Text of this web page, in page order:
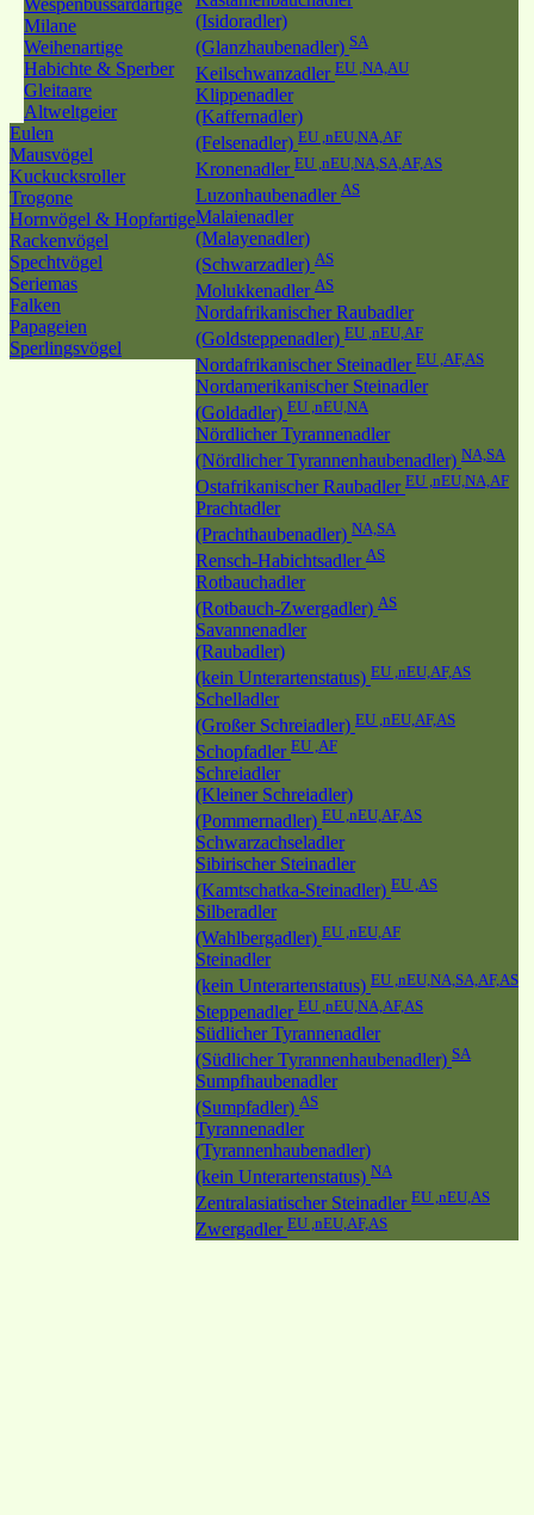
Wespenbussardartige
Milane
Weihenartige
Habichte & Sperber
Gleitaare
Altweltgeier
Eulen
Mausvögel
Kuckucksroller
Trogone
Hornvögel & Hopfartige
Rackenvögel
Spechtvögel
Seriemas
Falken
Papageien
Sperlingsvögel
(Isidoradler)
(Glanzhaubenadler) SA
Keilschwanzadler EU ,NA,AU
Klippenadler
(Kaffernadler)
(Felsenadler) EU ,nEU,NA,AF
Kronenadler EU ,nEU,NA,SA,AF,AS
Luzonhaubenadler AS
Malaienadler
(Malayenadler)
(Schwarzadler) AS
Molukkenadler AS
Nordafrikanischer Raubadler
(Goldsteppenadler) EU ,nEU,AF
Nordafrikanischer Steinadler EU ,AF,AS
Nordamerikanischer Steinadler
(Goldadler) EU ,nEU,NA
Nördlicher Tyrannenadler
(Nördlicher Tyrannenhaubenadler) NA,SA
Ostafrikanischer Raubadler EU ,nEU,NA,AF
Prachtadler
(Prachthaubenadler) NA,SA
Rensch-Habichtsadler AS
Rotbauchadler
(Rotbauch-Zwergadler) AS
Savannenadler
(Raubadler)
(kein Unterartenstatus) EU ,nEU,AF,AS
Schelladler
(Großer Schreiadler) EU ,nEU,AF,AS
Schopfadler EU ,AF
Schreiadler
(Kleiner Schreiadler)
(Pommernadler) EU ,nEU,AF,AS
Schwarzachseladler
Sibirischer Steinadler
(Kamtschatka-Steinadler) EU ,AS
Silberadler
(Wahlbergadler) EU ,nEU,AF
Steinadler
(kein Unterartenstatus) EU ,nEU,NA,SA,AF,AS
Steppenadler EU ,nEU,NA,AF,AS
Südlicher Tyrannenadler
(Südlicher Tyrannenhaubenadler) SA
Sumpfhaubenadler
(Sumpfadler) AS
Tyrannenadler
(Tyrannenhaubenadler)
(kein Unterartenstatus) NA
Zentralasiatischer Steinadler EU ,nEU,AS
Zwergadler EU ,nEU,AF,AS